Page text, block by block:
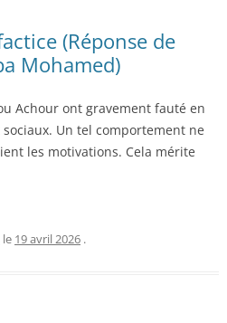
(Réponse de
Mohamed)
Achour ont gravement fauté en
Un tel comportement ne
les motivations. Cela mérite
le 19 avril 2026 .